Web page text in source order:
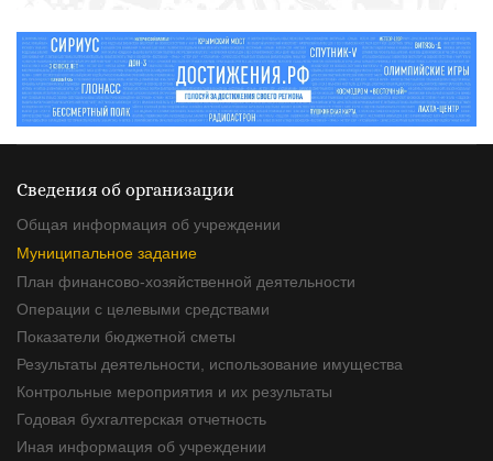
Сведения об организации
Общая информация об учреждении
Муниципальное задание
План финансово-хозяйственной деятельности
Операции с целевыми средствами
Показатели бюджетной сметы
Результаты деятельности, использование имущества
Контрольные мероприятия и их результаты
Годовая бухгалтерская отчетность
Иная информация об учреждении